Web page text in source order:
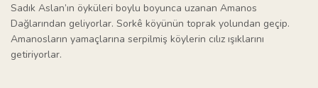
Sadık Aslan’ın öyküleri boylu boyunca uzanan Amanos
Dağlarından geliyorlar. Sorkê köyünün toprak yolundan geçip.
Amanosların yamaçlarına serpilmiş köylerin cılız ışıklarını
getiriyorlar.